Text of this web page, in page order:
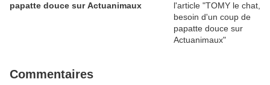
papatte douce sur Actuanimaux
Commentaires